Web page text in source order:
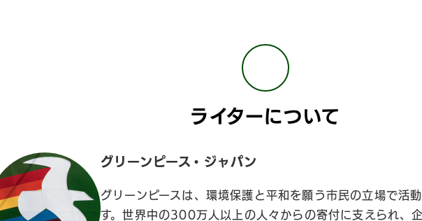
ライターについて
グリーンピース・ジャパン
グリーンピースは、環境保護と平和を願う市民の立場で活
す。世界中の300万人以上の人々からの寄付に支えられ、